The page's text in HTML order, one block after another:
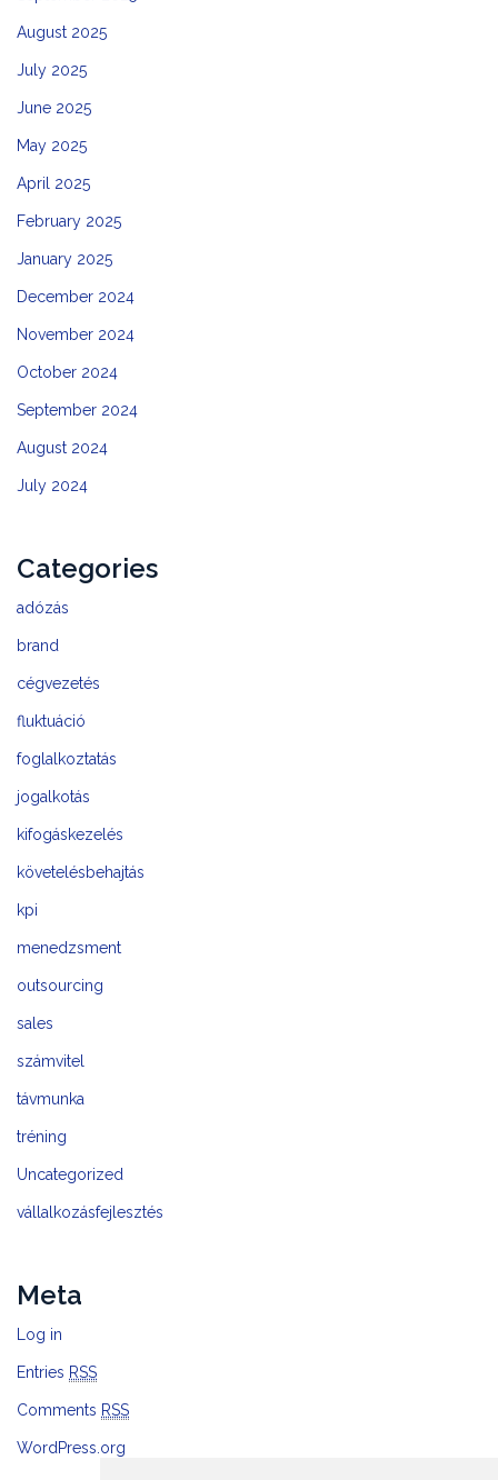
August 2025
July 2025
June 2025
May 2025
April 2025
February 2025
January 2025
December 2024
November 2024
October 2024
September 2024
August 2024
July 2024
Categories
adózás
brand
cégvezetés
fluktuáció
foglalkoztatás
jogalkotás
kifogáskezelés
követelésbehajtás
kpi
menedzsment
outsourcing
sales
számvitel
távmunka
tréning
Uncategorized
vállalkozásfejlesztés
Meta
Log in
Entries RSS
Comments RSS
WordPress.org